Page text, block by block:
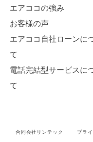
エアココの強み
お客様の声
エアココ自社ローンに
て
電話完結型サービスに
て
合同会社リンテック プラ